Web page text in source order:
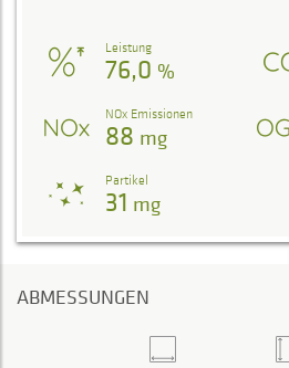
Leistung
76,0 %
NOx Emissionen
88 mg
Partikel
31 mg
ABMESSUNGEN